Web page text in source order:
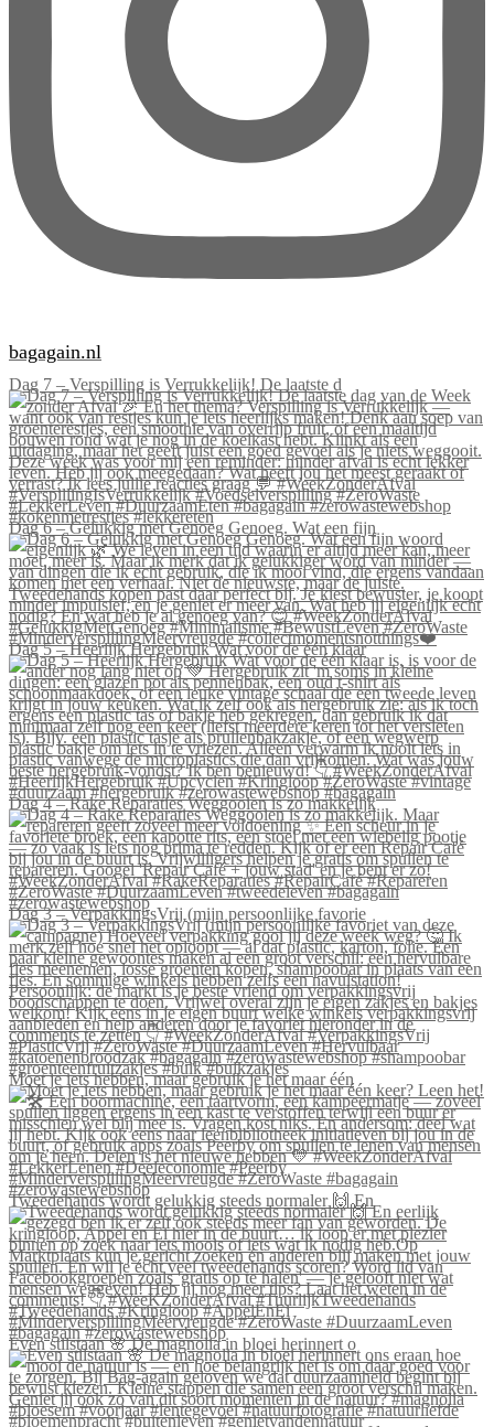
bagagain.nl
Dag 7 – Verspilling is Verrukkelijk! De laatste d
Dag 6 – Gelukkig met Genoeg Genoeg. Wat een fijn
Dag 5 – Heerlijk Hergebruik Wat voor de één klaar
Dag 4 – Rake Reparaties Weggooien is zo makkelijk
Dag 3 – VerpakkingsVrij (mijn persoonlijke favorie
Moet je iets hebben, maar gebruik je het maar één
Tweedehands wordt gelukkig steeds normaler 🙌 En
Even stilstaan 🌸 De magnolia in bloei herinnert o